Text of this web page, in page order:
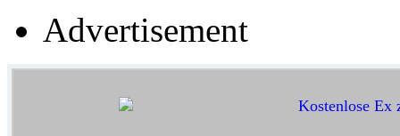
Advertisement